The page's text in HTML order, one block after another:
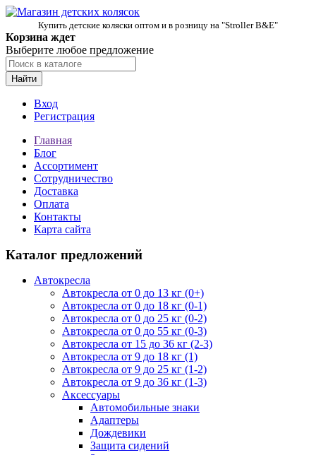
Купить детские коляски оптом и в розницу на "Stroller B&E"
Корзина ждет
Выберите любое предложение
Найти
Вход
Регистрация
Главная
Блог
Ассортимент
Сотрудничество
Доставка
Оплата
Контакты
Карта сайта
Каталог предложений
Автокресла
Автокресла от 0 до 13 кг (0+)
Автокресла от 0 до 18 кг (0-1)
Автокресла от 0 до 25 кг (0-2)
Автокресла от 0 до 55 кг (0-3)
Автокресла от 15 до 36 кг (2-3)
Автокресла от 9 до 18 кг (1)
Автокресла от 9 до 25 кг (1-2)
Автокресла от 9 до 36 кг (1-3)
Аксессуары
Автомобильные знаки
Адаптеры
Дождевики
Защита сидений